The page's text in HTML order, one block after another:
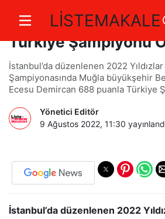
LİSTEMAKALE
Muğla Büyükşehir
Türkiye Şampiyonu
İstanbul’da düzenlenen 2022
Şampiyonasında Muğla büyükşehir
Ecesu Demircan 688 puanla Türkiye
Yönetici Editör
9 Ağustos 2022, 11:30
İstanbul’da düzenlenen 2022